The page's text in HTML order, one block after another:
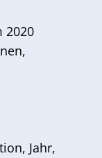
2020
,
, Jahr,